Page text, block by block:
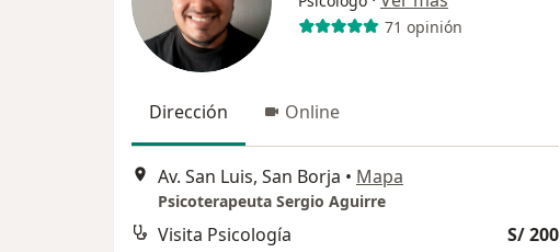
71 opinión
Dirección Online
Av. San Luis, San Borja • Mapa
Psicoterapeuta Sergio Aguirre
Visita Psicología S/ 200